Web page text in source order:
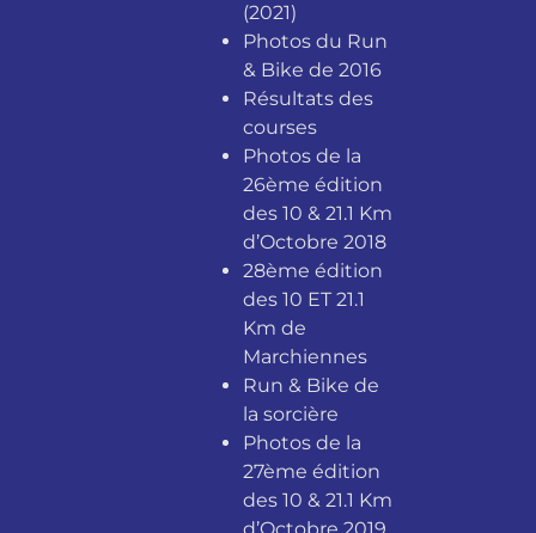
(2021)
Photos du Run
& Bike de 2016
Résultats des
courses
Photos de la
26ème édition
des 10 & 21.1 Km
d’Octobre 2018
28ème édition
des 10 ET 21.1
Km de
Marchiennes
Run & Bike de
la sorcière
Photos de la
27ème édition
des 10 & 21.1 Km